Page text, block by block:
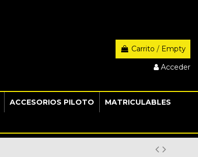
Carrito / Empty
Acceder
ACCESORIOS PILOTO MATRICULABLES